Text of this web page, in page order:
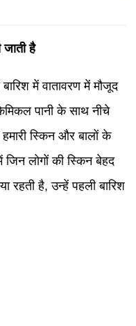
है
में वातावरण में मौजूद
पानी के साथ नीचे
स्किन और बालों के
लोगों की स्किन बेहद
रहती है, उन्हें पहली बारिश